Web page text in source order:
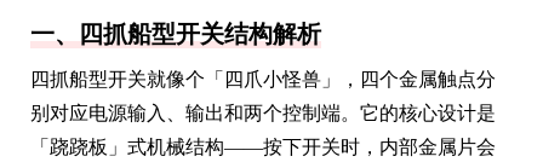
一、四抓船型开关结构解析
四抓船型开关就像个「四爪小怪兽」，四个金属触点分
别对应电源输入、输出和两个控制端。它的核心设计是
「跷跷板」式机械结构——按下开关时，内部金属片会